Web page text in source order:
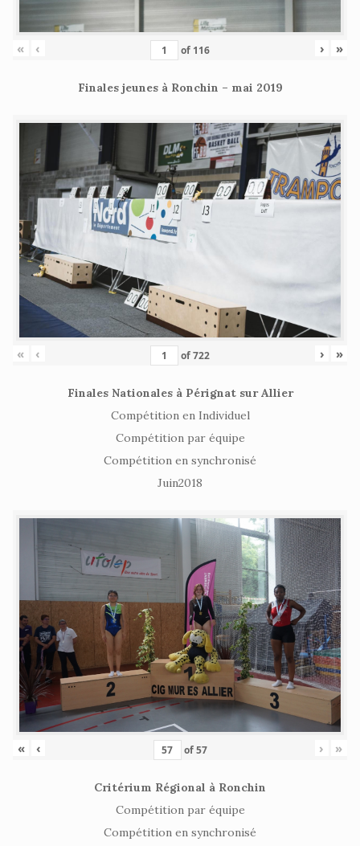
« ‹ of 116 › »
Finales jeunes à Ronchin – mai 2019
« ‹ of722 › »
Finales Nationales à Pérignat sur Allier
Compétition en Individuel
Compétition par équipe
Compétition en synchronisé
Juin2018
« ‹ of57 › »
Critérium Régional à Ronchin
Compétition par équipe
Compétition en synchronisé